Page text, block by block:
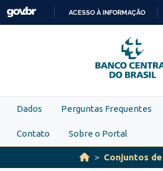
Skip to main content
PARA
O
ACESSO À INFORMAÇÃO
Dados Perguntas Frequentes
Contato Sobre o Portal
Conjuntos